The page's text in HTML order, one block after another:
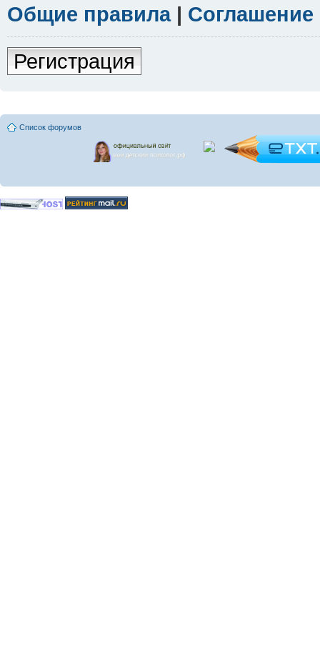
Общие правила|
Регистрация
Список форумов